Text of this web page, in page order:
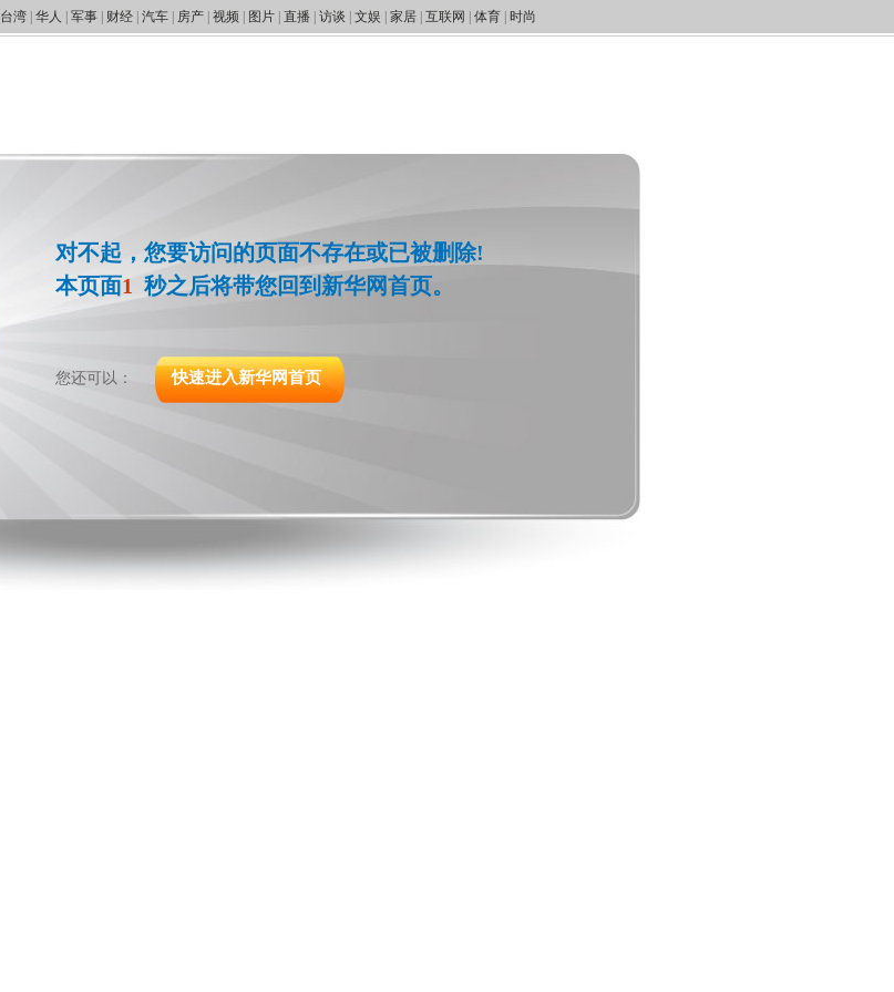
台湾 |华人 |军事 财经 |汽车 房产 |视频 图片 |直播 |访谈 |文娱 |家居 |互联网 |体育 时尚
对不起，您要访问的页面不存在或已被删除!
本页面1 秒之后将带您回到新华网首页。
您还可以： 快速进入新华网首页